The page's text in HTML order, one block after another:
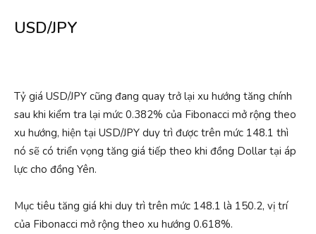
USD/JPY
Tỷ giá USD/JPY cũng đang quay trở lại xu hướng tăng chính
sau khi kiểm tra lại mức 0.382% của Fibonacci mở rộng theo
xu hướng, hiện tại USD/JPY duy trì được trên mức 148.1 thì
nó sẽ có triển vọng tăng giá tiếp theo khi đồng Dollar tại áp
lực cho đồng Yên.
Mục tiêu tăng giá khi duy trì trên mức 148.1 là 150.2, vị trí
của Fibonacci mở rộng theo xu hướng 0.618%.